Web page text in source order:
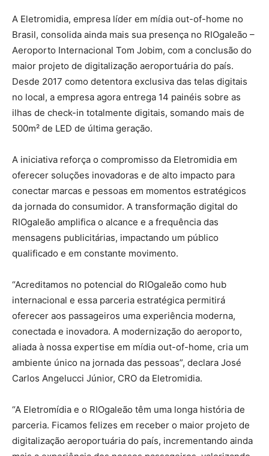
A Eletromidia, empresa líder em mídia out-of-home no
Brasil, consolida ainda mais sua presença no RIOgaleão –
Aeroporto Internacional Tom Jobim, com a conclusão do
maior projeto de digitalização aeroportuária do país.
Desde 2017 como detentora exclusiva das telas digitais
no local, a empresa agora entrega 14 painéis sobre as
ilhas de check-in totalmente digitais, somando mais de
500m² de LED de última geração.
A iniciativa reforça o compromisso da Eletromidia em
oferecer soluções inovadoras e de alto impacto para
conectar marcas e pessoas em momentos estratégicos
da jornada do consumidor. A transformação digital do
RIOgaleão amplifica o alcance e a frequência das
mensagens publicitárias, impactando um público
qualificado e em constante movimento.
“Acreditamos no potencial do RIOgaleão como hub
internacional e essa parceria estratégica permitirá
oferecer aos passageiros uma experiência moderna,
conectada e inovadora. A modernização do aeroporto,
aliada à nossa expertise em mídia out-of-home, cria um
ambiente único na jornada das pessoas”, declara José
Carlos Angelucci Júnior, CRO da Eletromidia.
“A Eletromídia e o RIOgaleão têm uma longa história de
parceria. Ficamos felizes em receber o maior projeto de
digitalização aeroportuária do país, incrementando ainda